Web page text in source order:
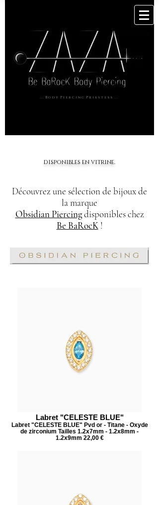
. . . B o d y P i e r c i n g P r i e s t e s s . . .
disponibles en vitrine.
Découvrez une sélection de bijoux de
la marque
Obsidian Piercingdisponibles chez
Be BaRocK!
Labret "CELESTE BLUE"
Labret "CELESTE BLUE" Pvd or - Titane - Oxyde
de zirconium Tailles 1.2x7mm - 1.2x8mm -
1.2x9mm 22,00 €